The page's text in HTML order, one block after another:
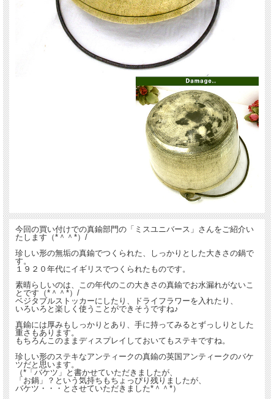
今回の買い付けでの真鍮部門の「ミスユニバース」さんをご紹介い
たします（*＾＾*）/
珍しい形の無垢の真鍮でつくられた、しっかりとした大きさの鍋で
す。
１９２０年代にイギリスでつくられたものです。
素晴らしいのは、この年代のこの大きさの真鍮でお水漏れがないこ
とです（*＾＾*）/
ベジタブルストッカーにしたり、ドライフラワーを入れたり、
いろいろと楽しく使うことができそうですね♪
真鍮には厚みもしっかりとあり、手に持ってみるとずっしりとした
重さもあります。
もちろんこのままディスプレイしておいてもステキですね。
珍しい形のステキなアンティークの真鍮の英国アンティークのバケ
ツだと思います。
（*「バケツ」と書かせていただきましたが、
「お鍋」？という気持ちもちょっぴり残りましたが、
バケツ・・・とさせていただきました*＾＾*）